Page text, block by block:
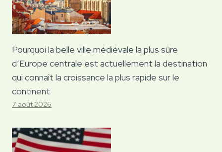
Pourquoi la belle ville médiévale la plus sûre
d’Europe centrale est actuellement la destination
qui connaît la croissance la plus rapide sur le
continent
7 août 2026